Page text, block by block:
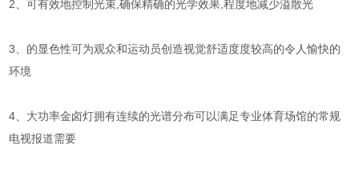
2、可有效地控制光束,确保精确的光学效果,程度地减少溢散光
3、的显色性可为观众和运动员创造视觉舒适度度较高的令人愉快的
环境
4、大功率金卤灯拥有连续的光谱分布可以满足专业体育场馆的常规
电视报道需要